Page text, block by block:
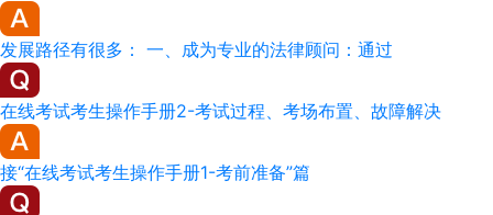
发展路径有很多： 一、成为专业的法律顾问：通过
在线考试考生操作手册2-考试过程、考场布置、故障解决
接“在线考试考生操作手册1-考前准备”篇